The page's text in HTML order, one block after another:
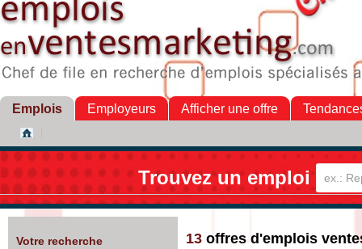
Emplois Employeurs Afficher une offre
Trouvez un emploi
Votre recherche 13 offres d'emplois